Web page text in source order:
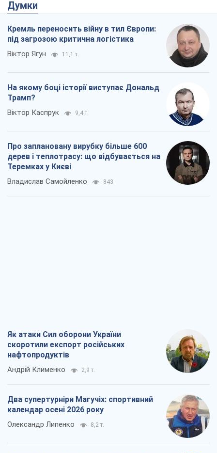
Думки
Кремль переносить війну в тил Європи:
під загрозою критична логістика
Віктор Ягун 11,1 т.
На якому боці історії виступає Дональд
Трамп?
Віктор Каспрук 9,4 т.
Про заплановану вирубку більше 600
дерев і теплотрасу: що відбувається на
Теремках у Києві
Владислав Самойленко 843
Як атаки Сил оборони України
скоротили експорт російських
нафтопродуктів
Андрій Клименко 2,9 т.
Два супертурніри Магучіх: спортивний
календар осені 2026 року
Олександр Липенко 8,2 т.